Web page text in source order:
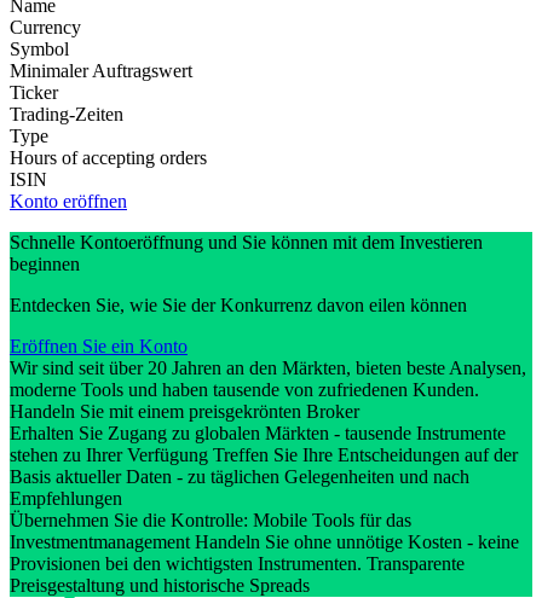
Name
Currency
Symbol
Minimaler Auftragswert
Ticker
Trading-Zeiten
Type
Hours of accepting orders
ISIN
Konto eröffnen
Schnelle Kontoeröffnung und Sie können mit dem Investieren
beginnen
Entdecken Sie, wie Sie der Konkurrenz davon eilen können
Eröffnen Sie ein Konto
Wir sind seit über 20 Jahren an den Märkten, bieten beste Analysen,
moderne Tools und haben tausende von zufriedenen Kunden.
Handeln Sie mit einem preisgekrönten Broker
Erhalten Sie Zugang zu globalen Märkten - tausende Instrumente
stehen zu Ihrer Verfügung Treffen Sie Ihre Entscheidungen auf der
Basis aktueller Daten - zu täglichen Gelegenheiten und nach
Empfehlungen
Übernehmen Sie die Kontrolle: Mobile Tools für das
Investmentmanagement Handeln Sie ohne unnötige Kosten - keine
Provisionen bei den wichtigsten Instrumenten. Transparente
Preisgestaltung und historische Spreads